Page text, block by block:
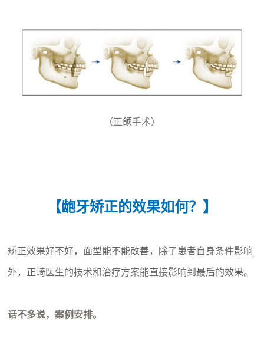
（正颌手术）
【龅牙矫正的效果如何？】
矫正效果好不好，面型能不能改善，除了患者自身条件影响
外，正畸医生的技术和治疗方案能直接影响到最后的效果。
话不多说，案例安排。